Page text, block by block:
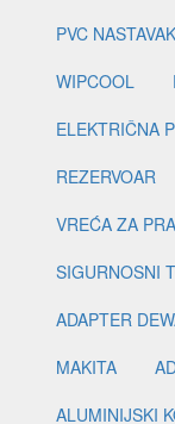
PVC NASTAVAK
WIPCOOL
ELEKTRIČNA
REZERVOAR
VREĆA ZA
SIGURNOSNI
ADAPTER
MAKITA
ALUMINIJSKI